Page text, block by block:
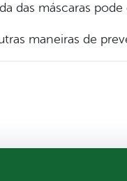
das máscaras
maneiras de